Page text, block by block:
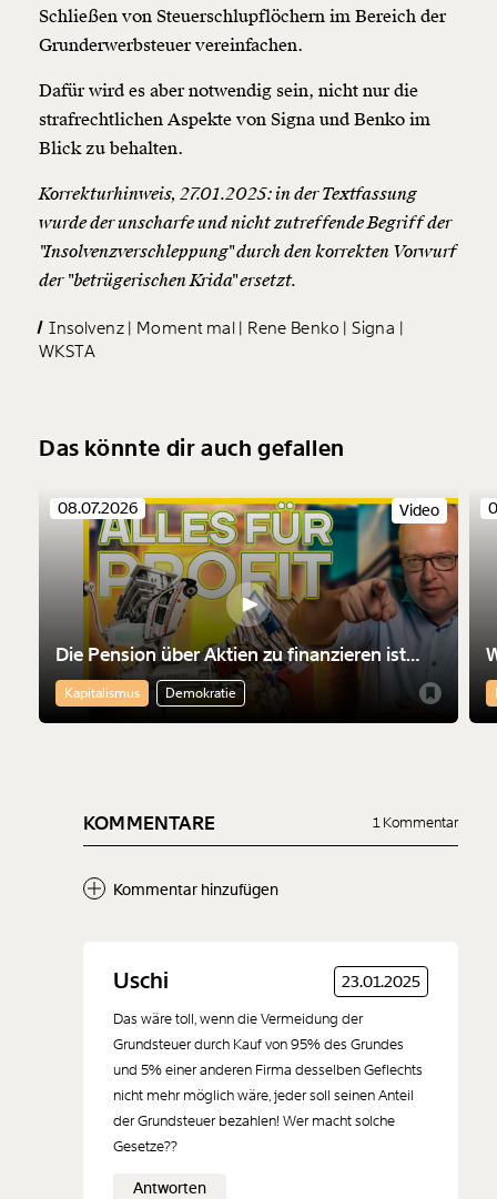
Schließen von Steuerschlupflöchern im Bereich der
Grunderwerbsteuer vereinfachen.
Dafür wird es aber notwendig sein, nicht nur die
strafrechtlichen Aspekte von Signa und Benko im
Blick zu behalten.
Korrekturhinweis, 27.01.2025: in der Textfassung
wurde der unscharfe und nicht zutreffende Begriff der
"Insolvenzverschleppung" durch den korrekten Vorwurf
der "betrügerischen Krida" ersetzt.
Insolvenz Moment mal Rene Benko
Signa
WKSTA
Das könnte dir auch gefallen
Video
08.07.2026
Die Pension über Aktien zu finanzieren ist
nicht nur riskant. Sie macht die Finanzmärkte
mächtiger
Kapitalismus Demokratie
KOMMENTARE 1 Kommentar
Kommentar hinzufügen
Neuen Kommentar
Der Inhalt dieses Feldes wird nicht öffentlich zugänglich angezeigt.
Uschi 23.01.2025
Das wäre toll, wenn die Vermeidung der
Grundsteuer durch Kauf von 95% des Grundes
und 5% einer anderen Firma desselben Geflechts
nicht mehr möglich wäre, jeder soll seinen Anteil
der Grundsteuer bezahlen! Wer macht solche
Gesetze??
Antworten